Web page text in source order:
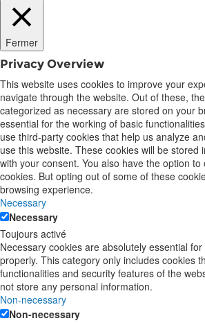
Fermer
Privacy Overview
This website uses cookies to improve your
navigate through the website. Out of these,
categorized as necessary are stored on your
essential for the working of basic
use third-party cookies that help us analyze
use this website. These cookies will be stored
with your consent. You also have the option
cookies. But opting out of some of these
browsing experience.
Necessary
Necessary
Toujours activé
Necessary cookies are absolutely essential
properly. This category only includes cookies
functionalities and security features of the
not store any personal information.
Non-necessary
Non-necessary